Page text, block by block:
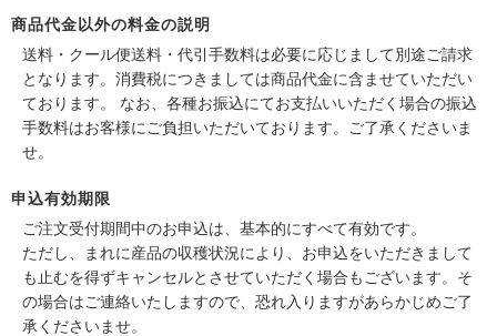
商品代金以外の料金の説明
送料・クール便送料・代引手数料は必要に応じまして別途ご請求
となります。消費税につきましては商品代金に含ませていただい
ております。 なお、各種お振込にてお支払いいただく場合の振込
手数料はお客様にご負担いただいております。ご了承くださいま
せ。
申込有効期限
ご注文受付期間中のお申込は、基本的にすべて有効です。
ただし、まれに産品の収穫状況により、お申込をいただきまして
も止むを得ずキャンセルとさせていただく場合もございます。そ
の場合はご連絡いたしますので、恐れ入りますがあらかじめご了
承くださいませ。